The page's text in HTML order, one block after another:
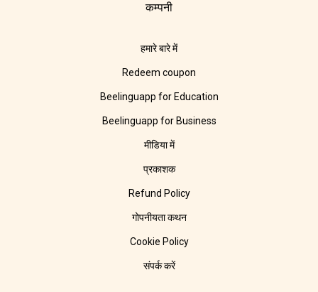
कम्पनी
हमारे बारे में
Redeem coupon
Beelinguapp for Education
Beelinguapp for Business
मीडिया में
प्रकाशक
Refund Policy
गोपनीयता कथन
Cookie Policy
संपर्क करें